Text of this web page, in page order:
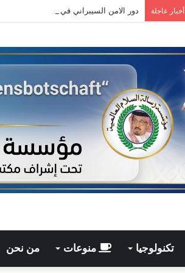
أخبار عاجلة دور الامن السيبراني في حماية البيانات
تكنولوجيا منوعات من نحن